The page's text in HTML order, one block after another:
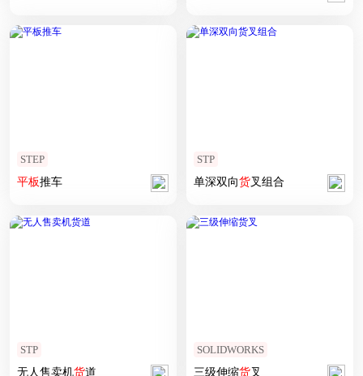
STEP
平板推车
STP
单深双向货叉组合
STP
无人售卖机货道
SOLIDWORKS
三级伸缩货叉